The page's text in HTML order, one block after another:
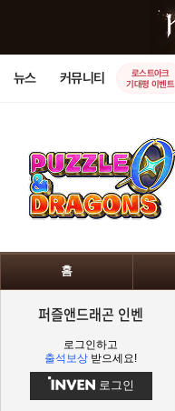
뉴스 커뮤니티
로스트아크
기대평 이벤트
홈
퍼즐앤드래곤 인벤
로그인하고
출석보상 받으세요!
로그인